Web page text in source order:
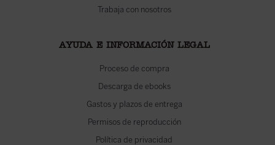
Trabaja con nosotros
AYUDA E INFORMACIÓN LEGAL
Proceso de compra
Descarga de ebooks
Gastos y plazos de entrega
Permisos de reproducción
Política de privacidad